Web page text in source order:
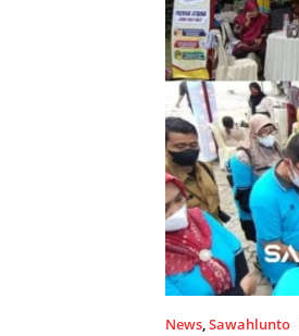
News,Sawahlunto